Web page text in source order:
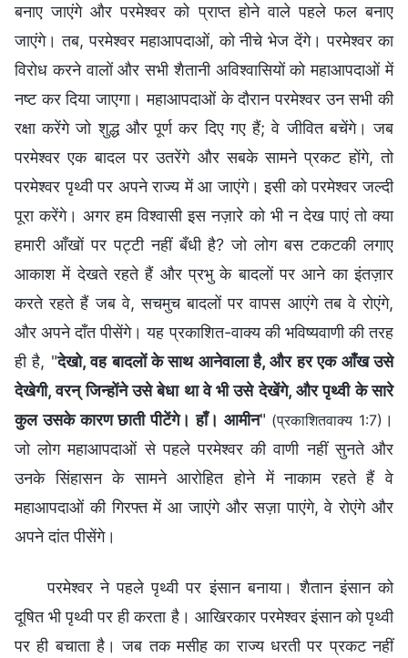
बनाए जाएंगे और परमेश्वर को प्राप्त होने वाले पहले फल बनाए
जाएंगे। तब, परमेश्वर महाआपदाओं, को नीचे भेज देंगे। परमेश्वर का
विरोध करने वालों और सभी शैतानी अविश्वासियों को महाआपदाओं में
नष्ट कर दिया जाएगा। महाआपदाओं के दौरान परमेश्वर उन सभी की
रक्षा करेंगे जो शुद्ध और पूर्ण कर दिए गए हैं; वे जीवित बचेंगे। जब
परमेश्वर एक बादल पर उतरेंगे और सबके सामने प्रकट होंगे, तो
परमेश्वर पृथ्वी पर अपने राज्य में आ जाएंगे। इसी को परमेश्वर जल्दी
पूरा करेंगे। अगर हम विश्वासी इस नज़ारे को भी न देख पाएं तो क्या
हमारी आँखों पर पट्टी नहीं बँधी है? जो लोग बस टकटकी लगाए
आकाश में देखते रहते हैं और प्रभु के बादलों पर आने का इंतज़ार
करते रहते हैं जब वे, सचमुच बादलों पर वापस आएंगे तब वे रोएंगे,
और अपने दाँत पीसेंगे। यह प्रकाशित-वाक्य की भविष्यवाणी की तरह
ही है, "देखो, वह बादलों के साथ आनेवाला है, और हर एक आँख उसे
देखेगी, वरन् जिन्होंने उसे बेधा था वे भी उसे देखेंगे, और पृथ्वी के सारे
कुल उसके कारण छाती पीटेंगे। हाँ। आमीन" (प्रकाशितवाक्य 1:7) ।
जो लोग महाआपदाओं से पहले परमेश्वर की वाणी नहीं सुनते और
उनके सिंहासन के सामने आरोहित होने में नाकाम रहते हैं वे
महाआपदाओं की गिरफ्त में आ जाएंगे और सज़ा पाएंगे, वे रोएंगे और
अपने दांत पीसेंगे।
परमेश्वर ने पहले पृथ्वी पर इंसान बनाया। शैतान इंसान को
दूषित भी पृथ्वी पर ही करता है। आखिरकार परमेश्वर इंसान को पृथ्वी
पर ही बचाता है। जब तक मसीह का राज्य धरती पर प्रकट नहीं